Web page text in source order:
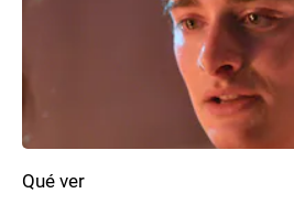
Qué ver